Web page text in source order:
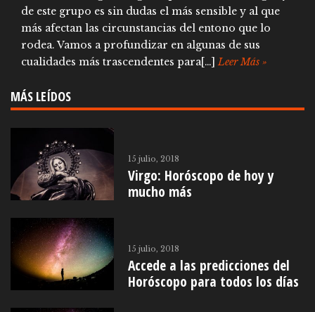
de este grupo es sin dudas el más sensible y al que
más afectan las circunstancias del entono que lo
rodea. Vamos a profundizar en algunas de sus
cualidades más trascendentes para[…] Leer Más »
MÁS LEÍDOS
15 julio, 2018
Virgo: Horóscopo de hoy y
mucho más
15 julio, 2018
Accede a las predicciones del
Horóscopo para todos los días